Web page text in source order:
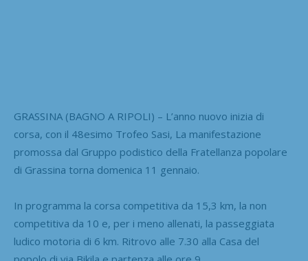
GRASSINA (BAGNO A RIPOLI) – L’anno nuovo inizia di
corsa, con il 48esimo Trofeo Sasi, La manifestazione
promossa dal Gruppo podistico della Fratellanza popolare
di Grassina torna domenica 11 gennaio.
In programma la corsa competitiva da 15,3 km, la non
competitiva da 10 e, per i meno allenati, la passeggiata
ludico motoria di 6 km. Ritrovo alle 7.30 alla Casa del